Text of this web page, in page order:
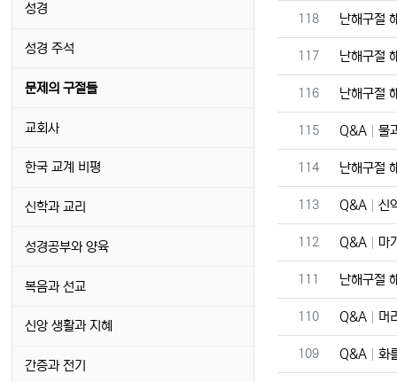
번호
118 난해구절
번호
117 난해구절
번호
116 난해구절
번호
115 Q&A 물
번호
114 난해구절
번호
113 Q&A 신
번호
112 Q&A 마
번호
111 난해구절
번호
110 Q&A 머
번호
109 Q&A 화
성경
성경 주석
문제의 구절들
교회사
한국 교계 비평
신학과 교리
성경공부와 양육
복음과 선교
신앙 생활과 지혜
간증과 전기